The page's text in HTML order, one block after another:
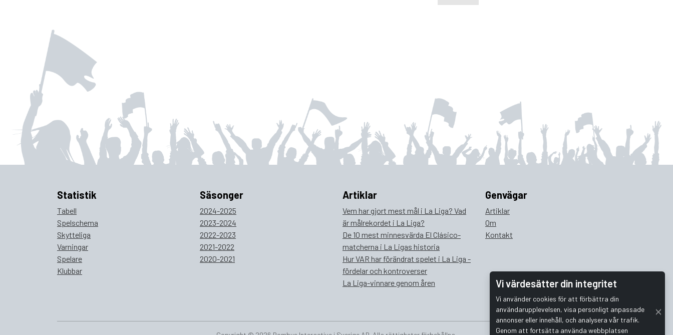
Vi värdesätter din integritet
Vi använder cookies för att förbättra din
användarupplevelsen, visa personligt anpassade
annonser eller innehåll, och analysera vår trafik.
Genom att fortsätta använda webbplatsen
Statistik
Tabell
Spelschema
Skytteliga
Varningar
Spelare
Klubbar
Säsonger
2024-2025
2023-2024
2022-2023
2021-2022
2020-2021
Artiklar
Vem har gjort mest mål i La Liga? Vad
är målrekordet i La Liga?
De 10 mest minnesvärda El Clásico-
matcherna i La Ligas historia
Hur VAR har förändrat spelet i La Liga -
fördelar och kontroverser
La Liga-vinnare genom åren
Genvägar
Artiklar
Om
Kontakt